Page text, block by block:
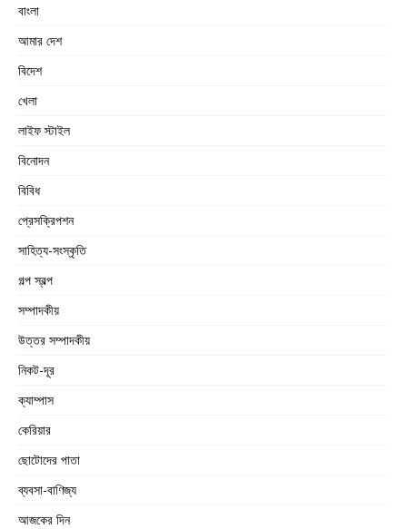
বাংলা
আমার দেশ
বিদেশ
খেলা
লাইফ স্টাইল
বিনোদন
বিবিধ
প্রেসক্রিপশন
সাহিত্য-সংস্কৃতি
গল্প স্বল্প
সম্পাদকীয়
উত্তর সম্পাদকীয়
নিকট-দূর
ক্যাম্পাস
কেরিয়ার
ছোটোদের পাতা
ব্যবসা-বাণিজ্য
আজকের দিন